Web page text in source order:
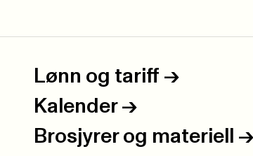
Lønn og tariff ->
Kalender ->
Brosjyrer og materiell ->